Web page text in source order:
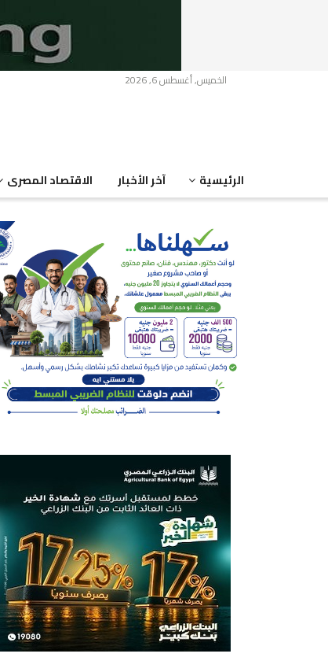
الخميس, أغسطس 6, 2026
الرئيسية آخر الأخبار الاقتصاد المصرى